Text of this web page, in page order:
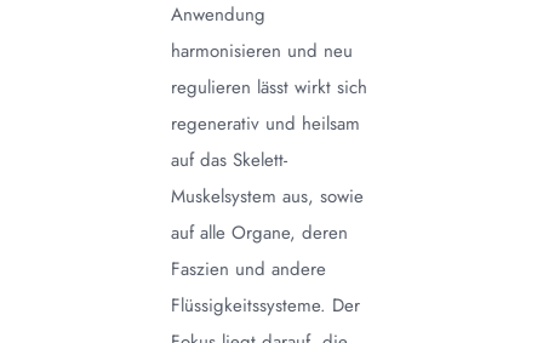
Anwendung
harmonisieren und neu
regulieren lässt wirkt sich
regenerativ und heilsam
auf das Skelett-
Muskelsystem aus, sowie
auf alle Organe, deren
Faszien und andere
Flüssigkeitssysteme. Der